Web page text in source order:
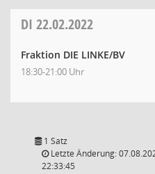
DI 22.02.2022
Fraktion DIE LINKE/BV
18:30-21:00 Uhr
1 Satz
Letzte Änderung:
22:33:45